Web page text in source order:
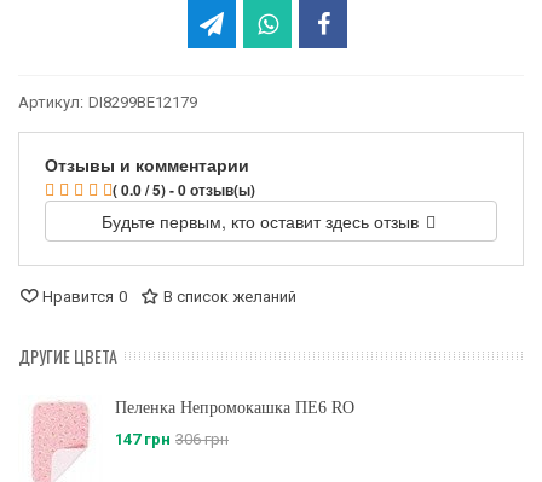
Артикул: DI8299BE12179
Отзывы и комментарии
( 0.0 / 5) - 0 отзыв(ы)
Будьте первым, кто оставит здесь отзыв
Нравится 0 В список желаний
ДРУГИЕ ЦВЕТА
Пеленка Непромокашка ПЕ6 RO
147 грн 306 грн